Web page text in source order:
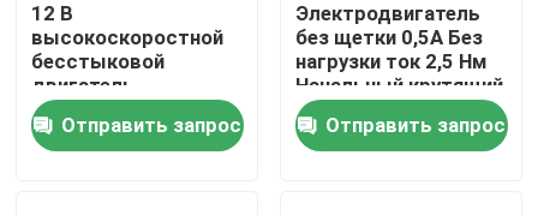
12 В
высокоскоростной
бесстыковой
двигатель
номинальная
скорость 3000
оборотов в минуту
Отправить запрос
Электродвигатель
без щетки 0,5A Без
нагрузки ток 2,5 Нм
Начальный крутящий
момент 3000
оборотов в минуту
Номинальная
Отправить запрос